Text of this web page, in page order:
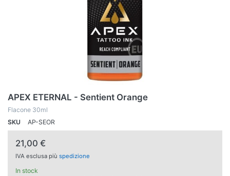
APEX ETERNAL - Sentient Orange
Flacone 30ml
SKU
AP-SEOR
21,00 €
IVA esclusa più spedizione
In stock